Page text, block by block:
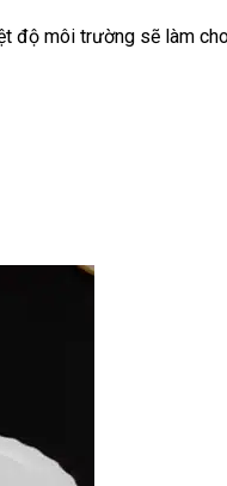
độ môi trường sẽ làm